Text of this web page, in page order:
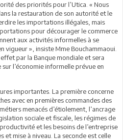
des priorités pour l’Utica. « Nous
la restauration de son autorité et le
les importations illégales, mais
pour décourager le commerce
aux activités informelles à se
vigueur », insiste Mme Bouchammaoui.
par la Banque mondiale et sera
l’économie informelle prévue en
importantes. La première concerne
avec en premières commandes des
menacés d’étiolement, l’ancrage
sociale et fiscale, les régimes de
et les besoins de l’entreprise
et mise à niveau. La seconde est celle